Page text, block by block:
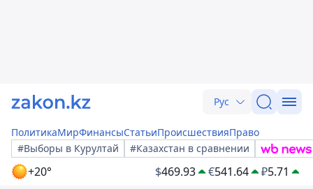
Рус
ПолитикаМирФинансыСтатьиПроисшествияПраво
#Выборы в Курултай
#Казахстан в сравнении
+20° $469.93 €541.64 ₽5.71